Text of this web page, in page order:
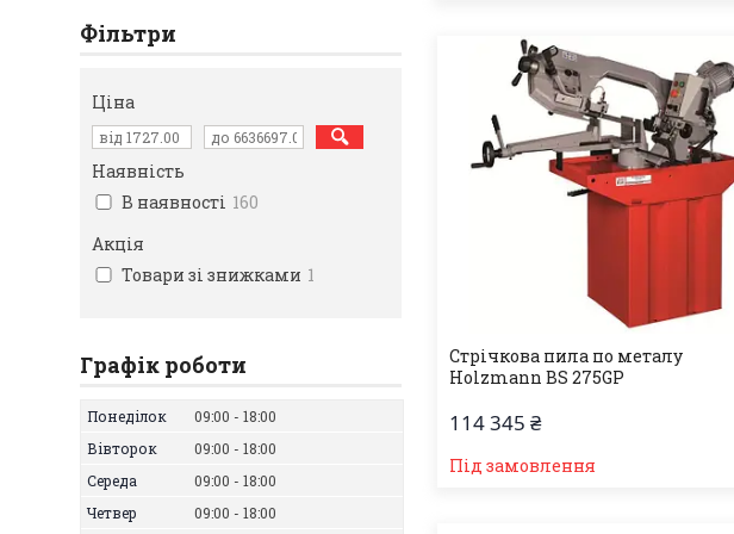
Стрічкова пила по металу
Holzmann BS 275GP
114 345 ₴
Під замовлення
Фільтри
Ціна
Наявність
В наявності 160
Акція
Товари зі знижками 1
Графік роботи
Понеділок 09:00
18:00
Вівторок
09:00
18:00
Середа
09:00
18:00
Четвер
09:00
18:00